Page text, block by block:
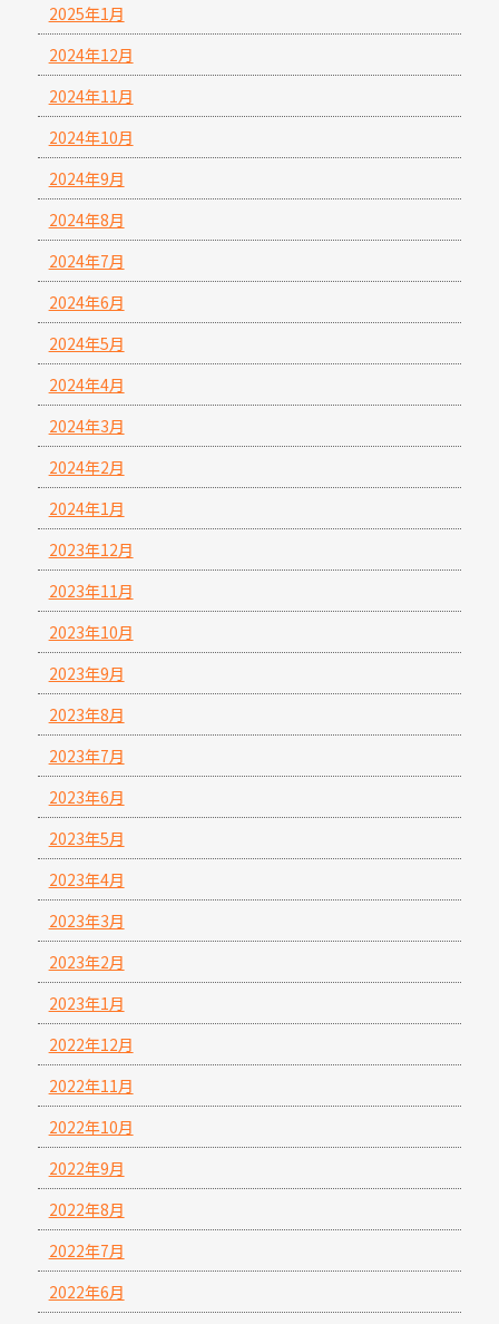
2025年1月
2024年12月
2024年11月
2024年10月
2024年9月
2024年8月
2024年7月
2024年6月
2024年5月
2024年4月
2024年3月
2024年2月
2024年1月
2023年12月
2023年11月
2023年10月
2023年9月
2023年8月
2023年7月
2023年6月
2023年5月
2023年4月
2023年3月
2023年2月
2023年1月
2022年12月
2022年11月
2022年10月
2022年9月
2022年8月
2022年7月
2022年6月